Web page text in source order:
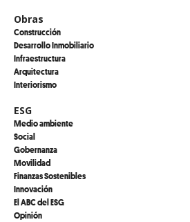
Obras
Construcción
Desarrollo Inmobiliario
Infraestructura
Arquitectura
Interiorismo
ESG
Medio ambiente
Social
Gobernanza
Movilidad
Finanzas Sostenibles
Innovación
El ABC del ESG
Opinión